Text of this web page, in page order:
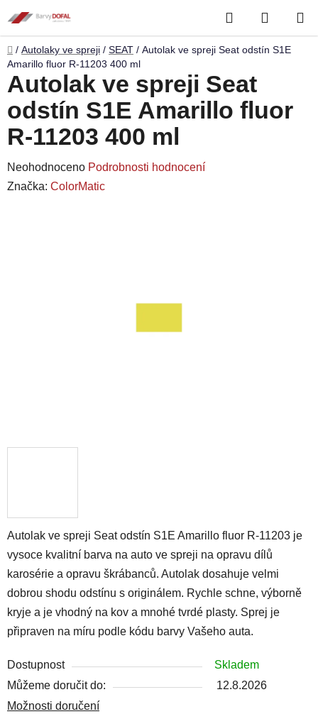
na
obsah
Hledat
KOŠÍK
Domů
/ Autolaky ve spreji / SEAT / Autolak ve spreji Seat odstín S1E
Amarillo fluor R-11203 400 ml
Autolak ve spreji Seat odstín S1E Amarillo fluor R-11203 je
vysoce kvalitní barva na auto ve spreji na opravu dílů
karosérie a opravu škrábanců. Autolak dosahuje velmi
dobrou shodu odstínu s originálem. Rychle schne, výborně
kryje a je vhodný na kov a mnohé tvrdé plasty. Sprej je
připraven na míru podle kódu barvy Vašeho auta.
Dostupnost
Skladem
Můžeme doručit do:
12.8.2026
Možnosti doručení
Autolak ve spreji Seat
odstín S1E Amarillo fluor
R-11203 400 ml
Průměrné
hodnocení
Neohodnoceno Podrobnosti hodnocení
Značka: ColorMatic